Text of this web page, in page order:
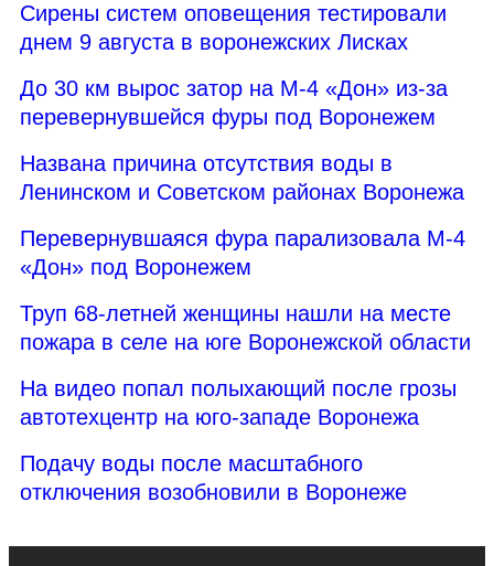
Сирены систем оповещения тестировали
днем 9 августа в воронежских Лисках
До 30 км вырос затор на М-4 «Дон» из-за
перевернувшейся фуры под Воронежем
Названа причина отсутствия воды в
Ленинском и Советском районах Воронежа
Перевернувшаяся фура парализовала М-4
«Дон» под Воронежем
Труп 68-летней женщины нашли на месте
пожара в селе на юге Воронежской области
На видео попал полыхающий после грозы
автотехцентр на юго-западе Воронежа
Подачу воды после масштабного
отключения возобновили в Воронеже